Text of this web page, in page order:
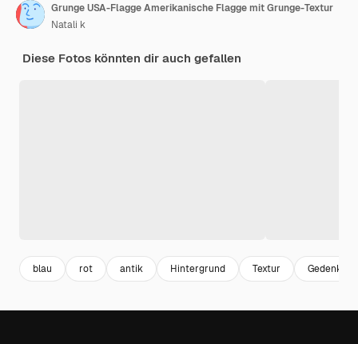
Grunge USA-Flagge Amerikanische Flagge mit Grunge-Textur
Natali k
Diese Fotos könnten dir auch gefallen
blau rot antik Hintergrund Textur